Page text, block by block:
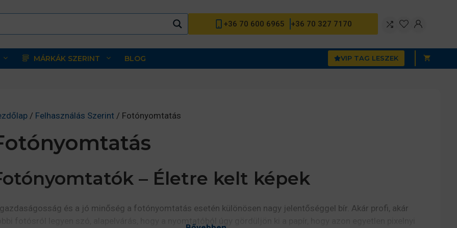
+36 70 600 6965 +36 70 327 7170
MÁRKÁK SZERINT BLOG VIP TAG LESZEK
/ Felhasználás Szerint / Fotónyomtatás
– Életre kelt képek
és a jó minőség a fotónyomtatás esetén különösen nagy jelentőséggel bír. Akár profi, akár